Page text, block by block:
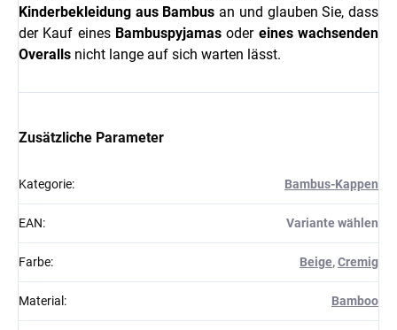
Kinderbekleidung aus Bambus an und glauben Sie, dass
der Kauf eines Bambuspyjamas oder eines wachsenden
Overalls nicht lange auf sich warten lässt.
Zusätzliche Parameter
Kategorie: Bambus-Kappen
EAN: Variante wählen
Farbe: Beige,Cremig
Material : Bamboo